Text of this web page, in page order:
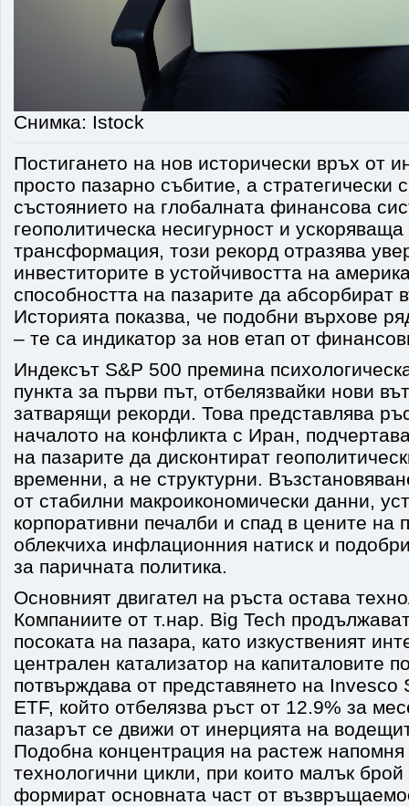
Снимка: Istock
Постигането на нов исторически връх от
просто пазарно събитие, а стратегически
състоянието на глобалната финансова
геополитическа несигурност и
трансформация, този рекорд отразява
инвеститорите в устойчивостта на
способността на пазарите да абсорбират
Историята показва, че подобни върхове
– те са индикатор за нов етап от
Индексът S&P 500 премина
пункта за първи път, отбелязвайки нови
затварящи рекорди. Това представлява
началото на конфликта с Иран,
на пазарите да дисконтират
временни, а не структурни.
от стабилни макроикономически данни,
корпоративни печалби и спад в цените на
облекчиха инфлационния натиск и
за паричната политика.
Основният двигател на ръста остава
Компаниите от т.нар. Big Tech
посоката на пазара, като изкуственият
централен катализатор на капиталовите
потвърждава от представянето на
ETF, който отбелязва ръст от 12.9% за
пазарът се движи от инерцията на
Подобна концентрация на растеж
технологични цикли, при които малък
формират основната част от